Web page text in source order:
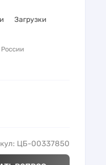
Загрузки
ЦБ-00337850